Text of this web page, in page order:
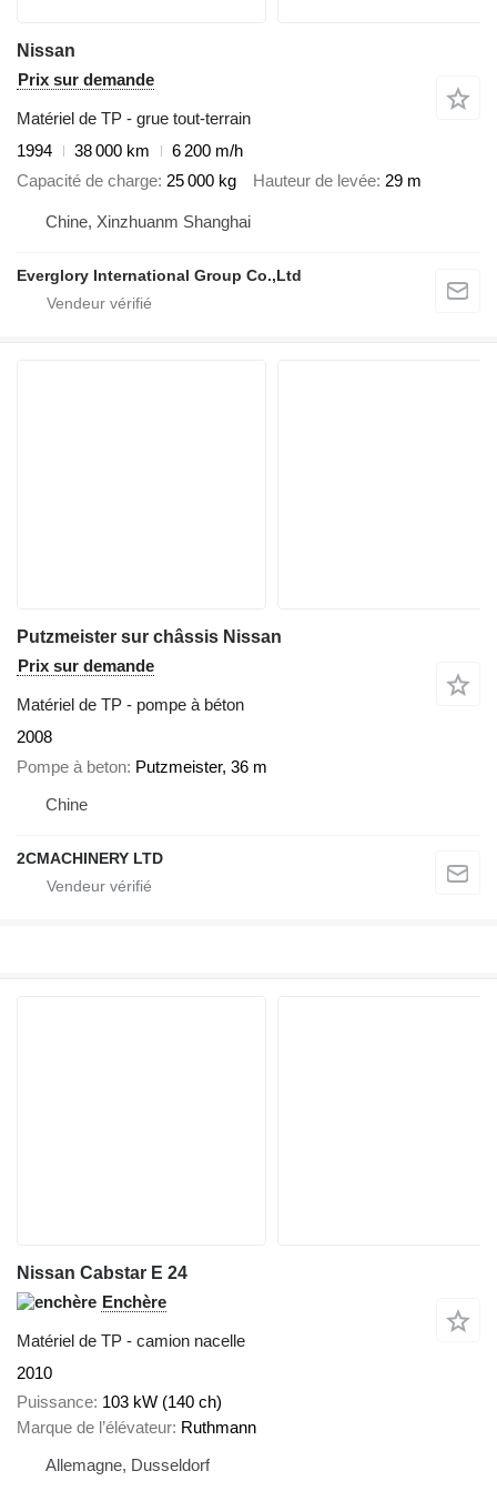
Nissan
Prix sur demande
Matériel de TP - grue tout-terrain
1994
38 000 km
6 200 m/h
Capacité de charge 25 000 kg Hauteur de levée 29 m
Chine, Xinzhuanm Shanghai
Everglory International Group Co.,Ltd
Putzmeister sur châssis Nissan
Prix sur demande
Matériel de TP - pompe à béton
2008
Pompe à beton Putzmeister, 36 m
Chine
2CMACHINERY LTD
Nissan Cabstar E 24
Enchère
Matériel de TP - camion nacelle
2010
Puissance 103 kW (140 ch)
Marque de l’élévateur Ruthmann
Allemagne, Dusseldorf